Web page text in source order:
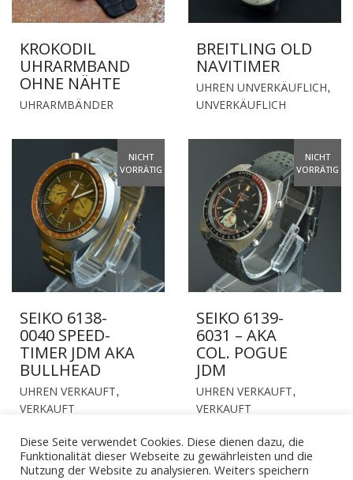
KROKODIL
UHRARMBAND
OHNE NÄHTE
UHRARMBÄNDER
MEHRERE
VARIANTEN
AUF.
DIE
OPTIONEN
KÖNNEN
AUF
DER
PRODUKTSEITE
BREITLING OLD
NAVITIMER
UHREN UNVERKÄUFLICH,
UNVERKÄUFLICH
NICHT
VORRÄTIG
SEIKO 6138-
0040 SPEED-
TIMER JDM AKA
BULLHEAD
UHREN VERKAUFT,
VERKAUFT
NICHT
VORRÄTIG
SEIKO 6139-
6031 – AKA
COL. POGUE
JDM
UHREN VERKAUFT,
VERKAUFT
Diese Seite verwendet Cookies. Diese dienen dazu, die
Funktionalität dieser Webseite zu gewährleisten und die
Nutzung der Website zu analysieren. Weiters speichern